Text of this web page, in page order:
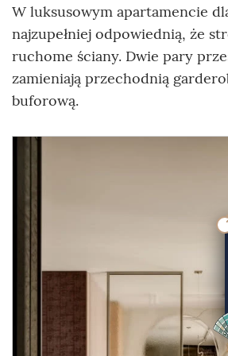
W luksusowym apartamencie
najzupełniej odpowiednią, że
ruchome ściany. Dwie pary
zamieniają przechodnią
buforową.